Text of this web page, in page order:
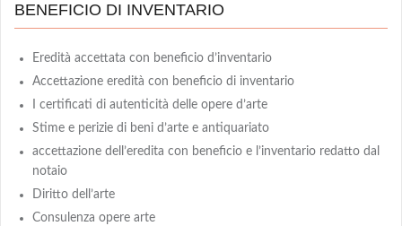
BENEFICIO DI INVENTARIO
Eredità accettata con beneficio d’inventario
Accettazione eredità con beneficio di inventario
I certificati di autenticità delle opere d’arte
Stime e perizie di beni d’arte e antiquariato
accettazione dell’eredita con beneficio e l’inventario redatto dal
notaio
Diritto dell’arte
Consulenza opere arte